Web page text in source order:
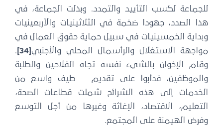
للجماعة لكسب التأييد والتمدد. وبذلت الجماعة، في
هذا الصدد، جهودا ضخمة في الثلاثينيات والأربعينيات
وبداية الخمسينيات في سبيل حماية حقوق العمال في
مواجهة الاستغلال والرأسمال المحلي والأجنبي [34]
.
وقام الإخوان بالشيء نفسه تجاه الفلاحين والطلبة
والموظفين، فدأبوا على تقديم طيف واسع من
الخدمات إلى هذه الشرائح شملت قطاعات الصحة،
التعليم، الاقتصاد، الإغاثة وغيرها من أجل التوسع
وفرض الهيمنة على المجتمع.